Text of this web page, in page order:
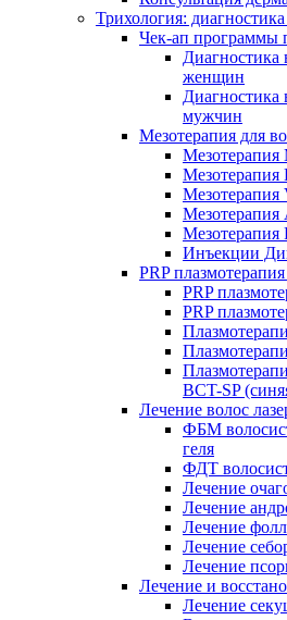
Трихология:
Чек-ап программы
Диагностика
женщин
Диагностика
мужчин
Мезотерапия для
Мезотерапия
Мезотерапия
Инъекции
PRP
PRP
PRP
BCT-SP
Лечение волос
ФБМ
геля
ФДТ
Лечение
Лечение
Лечение
Лечение
Лечение
Лечение и
Лечение